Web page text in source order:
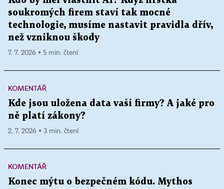
soukromých firem staví tak mocné
technologie, musíme nastavit pravidla dřív,
než vzniknou škody
7. 7. 2026 ▪ 5 min. čtení
KOMENTÁŘ
Kde jsou uložena data vaší firmy? A jaké pro
ně platí zákony?
2. 7. 2026 ▪ 3 min. čtení
KOMENTÁŘ
Konec mýtu o bezpečném kódu. Mythos